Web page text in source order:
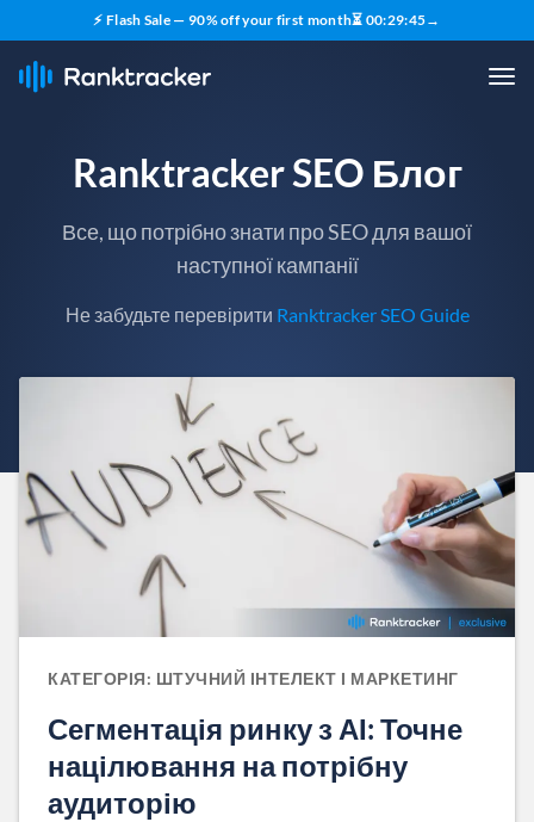
⚡ Flash Sale — 90% off your first month⏳ 00:29:43→
Ranktracker SEO Блог
Все, що потрібно знати про SEO для вашої
наступної кампанії
Не забудьте перевірити Ranktracker SEO Guide
КАТЕГОРІЯ: ШТУЧНИЙ ІНТЕЛЕКТ І МАРКЕТИНГ
Сегментація ринку з АІ: Точне
націлювання на потрібну
аудиторію